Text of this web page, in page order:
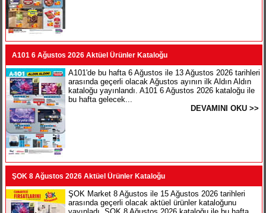
A101 6 Ağustos 2026 Aktüel Ürünler Kataloğu
A101'de bu hafta 6 Ağustos ile 13 Ağustos 2026 tarihleri
arasında geçerli olacak Ağustos ayının ilk Aldın Aldın
kataloğu yayınlandı. A101 6 Ağustos 2026 kataloğu ile
bu hafta gelecek...
DEVAMINI OKU >>
ŞOK 8 Ağustos 2026 Aktüel Ürünler Kataloğu
ŞOK Market 8 Ağustos ile 15 Ağustos 2026 tarihleri
arasında geçerli olacak aktüel ürünler kataloğunu